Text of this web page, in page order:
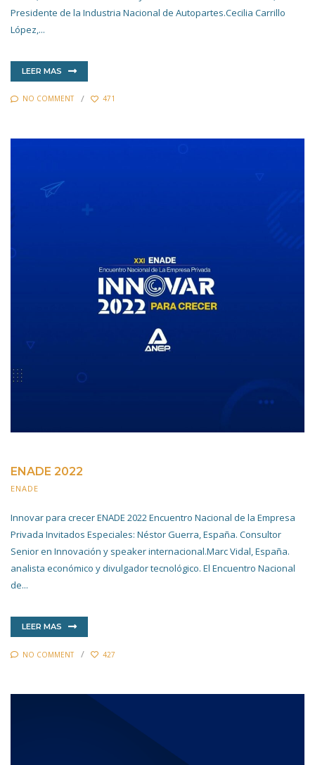
Presidente de la Industria Nacional de Autopartes.Cecilia Carrillo
López,...
LEER MAS
NO COMMENT 471
ENADE 2022
ENADE
Innovar para crecer ENADE 2022 Encuentro Nacional de la Empresa
Privada Invitados Especiales: Néstor Guerra, España. Consultor
Senior en Innovación y speaker internacional.Marc Vidal, España.
analista económico y divulgador tecnológico. El Encuentro Nacional
de...
LEER MAS
NO COMMENT 427